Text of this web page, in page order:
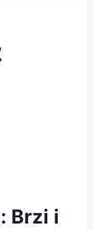
Brzi i